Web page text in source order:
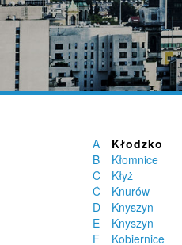
A
B
C
Ć
D
E
F
Kluszkowce
Kłaj
Kłecko
Kłobuck
Kłoczew
Kłodawa
Kłodzko
Kłomnice
Kłyż
Knurów
Knyszyn
Knyszyn
Kobiernice